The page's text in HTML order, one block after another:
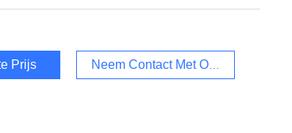
Prijs Neem Contact Met Ons Op